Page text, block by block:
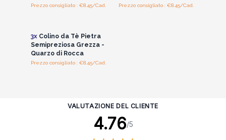
Prezzo consigliato : €8.45/Cad. Prezzo consigliato : €8.45/Cad.
3xColino da Tè Pietra
Semipreziosa Grezza -
Quarzo di Rocca
Prezzo consigliato : €8.45/Cad.
VALUTAZIONE DEL CLIENTE
4.76/5